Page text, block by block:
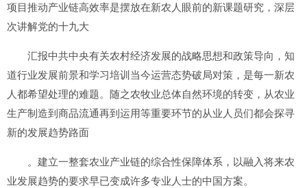
项目推动产业链高效率是摆放在新农人眼前的新课题研究，深层
次讲解党的十九大
汇报中共中央有关农村经济发展的战略思想和政策导向，知
道行业发展前景和学习培训当今运营态势破局对策，是每一新农
人都希望处理的难题。随之农牧业总体自然环境的转变，从农业
生产制造到商品流通再到运用等重要环节的从业人员们都会探寻
新的发展趋势路面
。建立一整套农业产业链的综合性保障体系，以融入将来农
业发展趋势的要求早已变成许多专业人士的中国方案。